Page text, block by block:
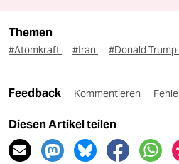
Themen
#Atomkraft #Iran #Donald Trump
Feedback Kommentieren
Diesen Artikel teilen